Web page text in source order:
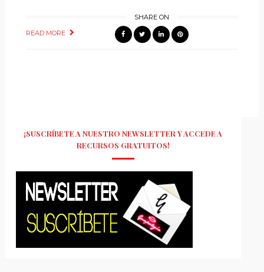
READ MORE
SHARE ON
¡SUSCRÍBETE A NUESTRO NEWSLETTER Y ACCEDE A
RECURSOS GRATUITOS!